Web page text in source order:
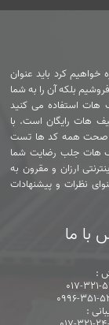
خواهیم کرد باید عنوان
بلکه آن را به شما
استفاده می کنید
هات رایگان است. با
صحت همه کد ها تست
هات جلب رضایت شما
ارزان و مقرون به
نظرات و پیشنهادات
با ما
:
017-321-
0996-351-
: